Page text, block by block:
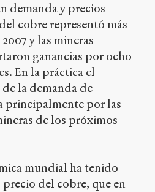
demanda y precios
cobre representó más
y las mineras
ganancias por ocho
En la práctica el
la demanda de
principalmente por las
de los próximos
mundial ha tenido
del cobre, que en